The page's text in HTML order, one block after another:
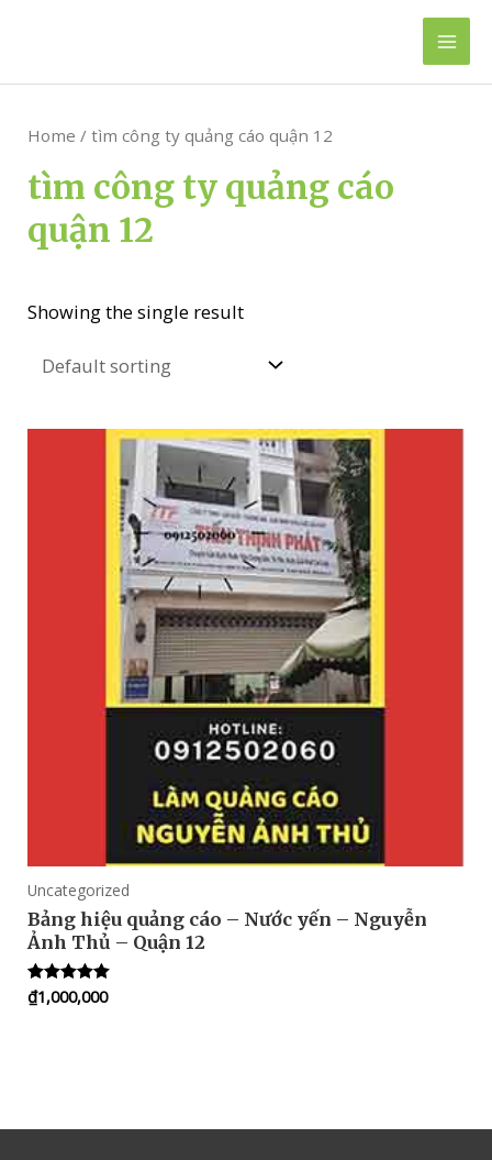
Main
Home / tìm công ty quảng cáo quận 12
tìm công ty quảng cáo
quận 12
Showing the single result
Uncategorized
Bảng hiệu quảng cáo – Nước yến – Nguyễn
Ảnh Thủ – Quận 12
Rated
5.00
₫1,000,000